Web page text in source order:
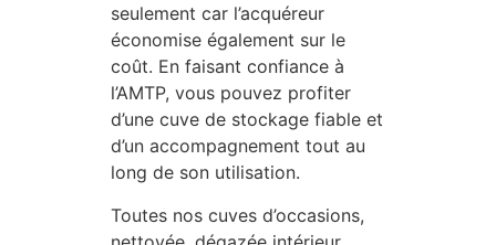
seulement car l’acquéreur
économise également sur le
coût. En faisant confiance à
l’AMTP, vous pouvez profiter
d’une cuve de stockage fiable et
d’un accompagnement tout au
long de son utilisation.
Toutes nos cuves d’occasions,